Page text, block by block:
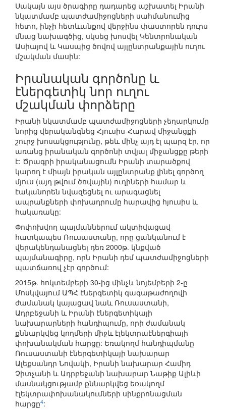
Սակայն այս ծրագիրը դադարեց աշխատել Իրանի
նկատմամբ պատժամիջոցների սահմանումից
հետո, ինչի հետևանքով վերջինս փաստորեն դուրս
մնաց նախագծից, սկսեց խոսվել Կենտրոնական
Ասիայով և Կասպից ծովով այլընտրանքային ուղու
մշակման մասին:
Իրանական գործոնը և
էներգետիկ նոր ուղու
մշակման փորձերը
Իրանի նկատմամբ պատժամիջոցների չեղարկումը
նորից վերականգնեց Հյուսիս-Հարավ միջանցքի
շուրջ խոսակցությունը, թեև մինչ այդ էլ պարզ էր, որ
առանց իրանական գործոնի տվյալ միջանցքը թերի
է: Ծրագրի իրականացումն Իրանի տարածքով
կարող է միայն իրական այլընտրանք լինել գործող
մյուս (այդ թվում ծովային) ուղիների համար և
էականորեն նվազեցնել ու արագացնել
ապրանքների փոխադրումը հարավից հյուսիս և
հակառակը:
Փոփոխվող պայմաններում ակտիվացավ
հատկապես Ռուսաստանը, որը ցանկանում է
վերակենդանացնել դեռ 2000թ. կնքված
պայմանագիրը, որն Իրանի դեմ պատժամիջոցների
պատճառով չէր գործում:
2015թ. հոկտեմբերի 30-ից մինչև նոյեմբերի 2-ը
Մոսկվայում ԱՊՀ էներգետիկ գագաթաժողովի
ժամանակ կայացավ նաև Ռուսաստանի,
Ադրբեջանի և Իրանի էներգետիկայի
նախարարների հանդիպումը, որի ժամանակ
քննարկվեց կողմերի միջև էլեկտրաէներգիայի
փոխանակման հարցը: Եռակողմ հանդիպմանը
Ռուսաստանի էներգետիկայի նախարար
Ալեքսանդր Նովակի, Իրանի նախարար Համիդ
Չիտչանի և Ադրբեջանի նախարար Նաթիք Ալիևի
մասնակցությամբ քննարկվեց եռակողմ
էլեկտրափոխանակումների սինքրոնացման
հարցը4: